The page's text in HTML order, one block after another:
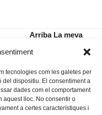
tecnologies com les galetes per
del dispositiu. El consentiment a
dades com el comportament
aquest lloc. No consentir o
a certes característiques i
next
Arriba La meva